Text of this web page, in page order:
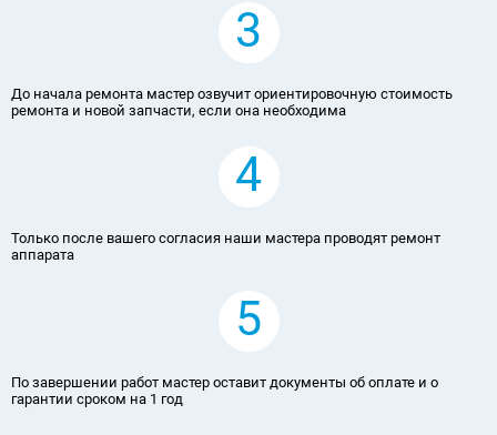
3
До начала ремонта мастер озвучит ориентировочную стоимость
ремонта и новой запчасти, если она необходима
4
Только после вашего согласия наши мастера проводят ремонт
аппарата
5
По завершении работ мастер оставит документы об оплате и о
гарантии сроком на 1 год